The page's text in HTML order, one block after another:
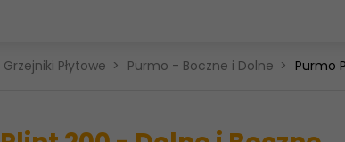
Grzejniki Płytowe Purmo - Boczne i Dolne Purmo